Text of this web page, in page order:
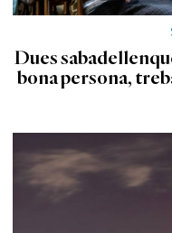
Dues
bona persona,